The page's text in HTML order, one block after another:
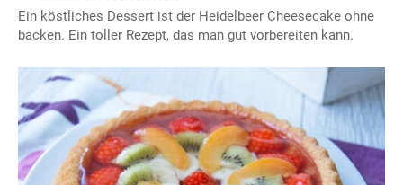
Ein köstliches Dessert ist der Heidelbeer Cheesecake ohne
backen. Ein toller Rezept, das man gut vorbereiten kann.